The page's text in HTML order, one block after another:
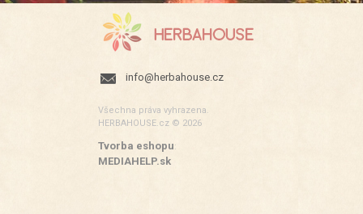
info@herbahouse.cz
Všechna práva vyhrazena.
HERBAHOUSE.cz © 2026
Tvorba eshopu:
MEDIAHELP.sk